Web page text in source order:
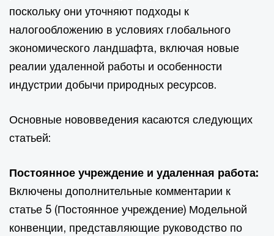
поскольку они уточняют подходы к
налогообложению в условиях глобального
экономического ландшафта, включая новые
реалии удаленной работы и особенности
индустрии добычи природных ресурсов.
Основные нововведения касаются следующих
статьей:
Постоянное учреждение и удаленная работа:
Включены дополнительные комментарии к
статье 5 (Постоянное учреждение) Модельной
конвенции, представляющие руководство по